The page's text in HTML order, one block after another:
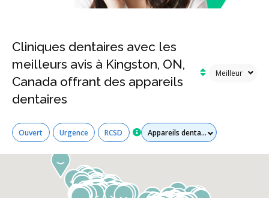
Cliniques dentaires avec les
meilleurs avis à Kingston, ON,
Canada offrant des appareils
dentaires
Ouvert Urgence RCSD Tous les services